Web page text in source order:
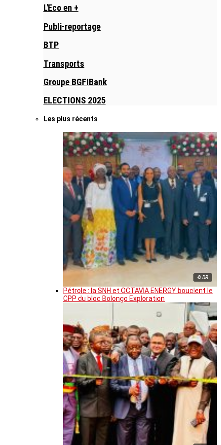
L'Eco en +
Publi-reportage
BTP
Transports
Groupe BGFIBank
ELECTIONS 2025
Les plus récents
© DR
Pétrole : la SNH et OCTAVIA ENERGY bouclent le
CPP du bloc Bolongo Exploration